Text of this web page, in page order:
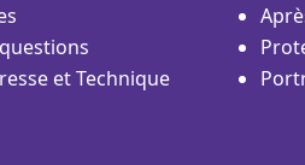
et Technique